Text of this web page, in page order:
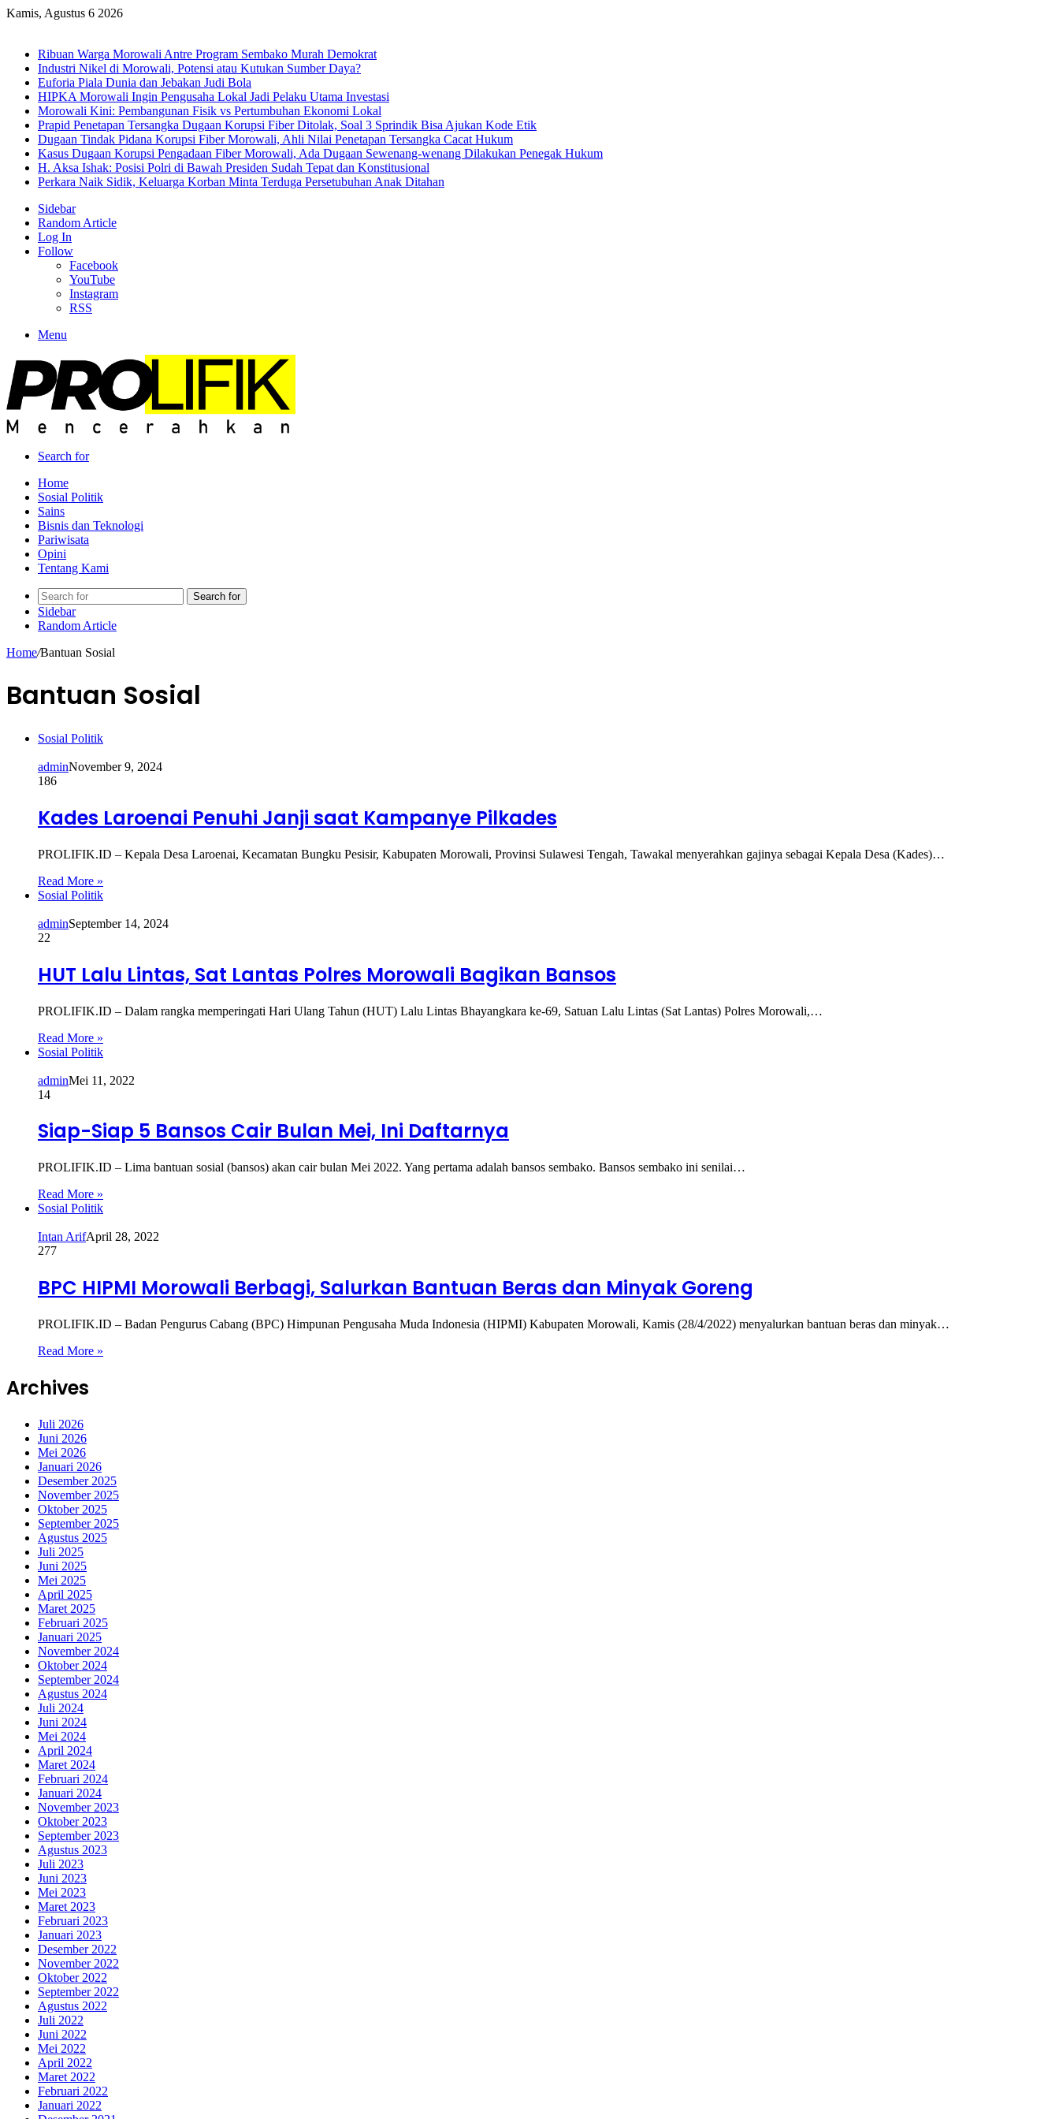
Kamis, Agustus 6 2026
Ribuan Warga Morowali Antre Program Sembako Murah Demokrat
Industri Nikel di Morowali, Potensi atau Kutukan Sumber Daya?
Euforia Piala Dunia dan Jebakan Judi Bola
HIPKA Morowali Ingin Pengusaha Lokal Jadi Pelaku Utama Investasi
Morowali Kini: Pembangunan Fisik vs Pertumbuhan Ekonomi Lokal
Prapid Penetapan Tersangka Dugaan Korupsi Fiber Ditolak, Soal 3 Sprindik Bisa Ajukan Kode Etik
Dugaan Tindak Pidana Korupsi Fiber Morowali, Ahli Nilai Penetapan Tersangka Cacat Hukum
Kasus Dugaan Korupsi Pengadaan Fiber Morowali, Ada Dugaan Sewenang-wenang Dilakukan Penegak Hukum
H. Aksa Ishak: Posisi Polri di Bawah Presiden Sudah Tepat dan Konstitusional
Perkara Naik Sidik, Keluarga Korban Minta Terduga Persetubuhan Anak Ditahan
Sidebar
Random Article
Log In
Follow
Facebook
YouTube
Instagram
RSS
Menu
Search for
Home
Sosial Politik
Sains
Bisnis dan Teknologi
Pariwisata
Opini
Tentang Kami
Search for
Sidebar
Random Article
Home/Bantuan Sosial
Bantuan Sosial
Sosial Politik
adminNovember 9, 2024
186
Kades Laroenai Penuhi Janji saat Kampanye Pilkades
PROLIFIK.ID – Kepala Desa Laroenai, Kecamatan Bungku Pesisir, Kabupaten Morowali, Provinsi Sulawesi Tengah, Tawakal menyerahkan gajinya sebagai Kepala Desa (Kades)…
Read More »
Sosial Politik
adminSeptember 14, 2024
22
HUT Lalu Lintas, Sat Lantas Polres Morowali Bagikan Bansos
PROLIFIK.ID – Dalam rangka memperingati Hari Ulang Tahun (HUT) Lalu Lintas Bhayangkara ke-69, Satuan Lalu Lintas (Sat Lantas) Polres Morowali,…
Read More »
Sosial Politik
adminMei 11, 2022
14
Siap-Siap 5 Bansos Cair Bulan Mei, Ini Daftarnya
PROLIFIK.ID – Lima bantuan sosial (bansos) akan cair bulan Mei 2022. Yang pertama adalah bansos sembako. Bansos sembako ini senilai…
Read More »
Sosial Politik
Intan ArifApril 28, 2022
277
BPC HIPMI Morowali Berbagi, Salurkan Bantuan Beras dan Minyak Goreng
PROLIFIK.ID – Badan Pengurus Cabang (BPC) Himpunan Pengusaha Muda Indonesia (HIPMI) Kabupaten Morowali, Kamis (28/4/2022) menyalurkan bantuan beras dan minyak…
Read More »
Archives
Juli 2026
Juni 2026
Mei 2026
Januari 2026
Desember 2025
November 2025
Oktober 2025
September 2025
Agustus 2025
Juli 2025
Juni 2025
Mei 2025
April 2025
Maret 2025
Februari 2025
Januari 2025
November 2024
Oktober 2024
September 2024
Agustus 2024
Juli 2024
Juni 2024
Mei 2024
April 2024
Maret 2024
Februari 2024
Januari 2024
November 2023
Oktober 2023
September 2023
Agustus 2023
Juli 2023
Juni 2023
Mei 2023
Maret 2023
Februari 2023
Januari 2023
Desember 2022
November 2022
Oktober 2022
September 2022
Agustus 2022
Juli 2022
Juni 2022
Mei 2022
April 2022
Maret 2022
Februari 2022
Januari 2022